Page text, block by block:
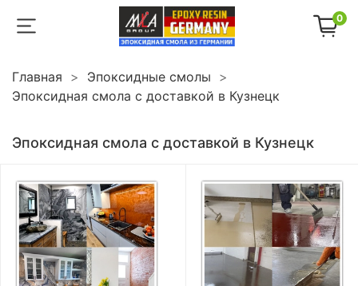
0
Главная
Эпоксидные смолы
Эпоксидная смола с доставкой в Кузнецк
Эпоксидная смола с доставкой в Кузнецк